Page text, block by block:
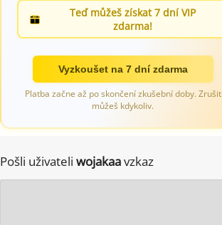
Teď můžeš získat 7 dní VIP
zdarma!
Vyzkoušet na 7 dní zdarma
Platba začne až po skončení zkušební doby. Zrušit
můžeš kdykoliv.
Pošli uživateli wojakaavzkaz